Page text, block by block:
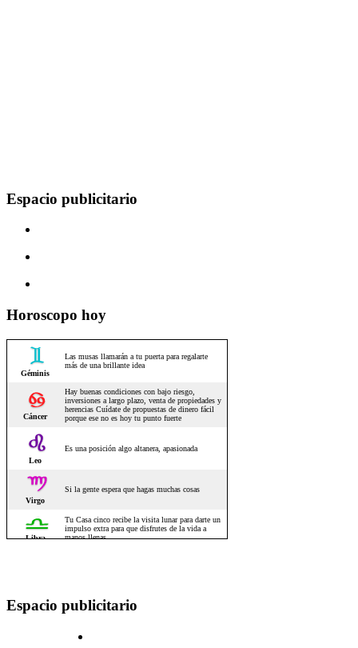
Espacio publicitario
Horoscopo hoy
Espacio publicitario